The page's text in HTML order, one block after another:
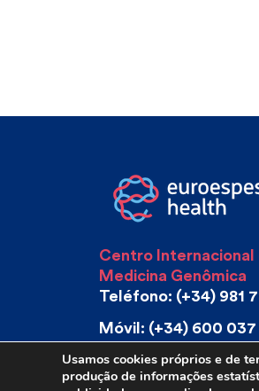
Centro Internacional
Medicina Genômica
Teléfono: (+34) 981
Móvil: (+34) 600 037
E-mail:
Usamos cookies próprios e de
produção de informações